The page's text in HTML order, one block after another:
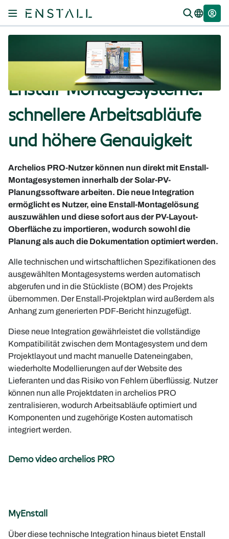
Archelios PRO integriert
Enstall-Montagesysteme:
schnellere Arbeitsabläufe
und höhere Genauigkeit
Archelios PRO-Nutzer können nun direkt mit Enstall-
Montagesystemen innerhalb der Solar-PV-
Planungssoftware arbeiten. Die neue Integration
ermöglicht es Nutzer, eine Enstall-Montagelösung
auszuwählen und diese sofort aus der PV-Layout-
Oberfläche zu importieren, wodurch sowohl die
Planung als auch die Dokumentation optimiert werden.
Alle technischen und wirtschaftlichen Spezifikationen des
ausgewählten Montagesystems werden automatisch
abgerufen und in die Stückliste (BOM) des Projekts
übernommen. Der Enstall-Projektplan wird außerdem als
Anhang zum generierten PDF-Bericht hinzugefügt.
Diese neue Integration gewährleistet die vollständige
Kompatibilität zwischen dem Montagesystem und dem
Projektlayout und macht manuelle Dateneingaben,
wiederholte Modellierungen auf der Website des
Lieferanten und das Risiko von Fehlern überflüssig. Nutzer
können nun alle Projektdaten in archelios PRO
zentralisieren, wodurch Arbeitsabläufe optimiert und
Komponenten und zugehörige Kosten automatisch
integriert werden.
Demo video archelios PRO
MyEnstall
Über diese technische Integration hinaus bietet Enstall